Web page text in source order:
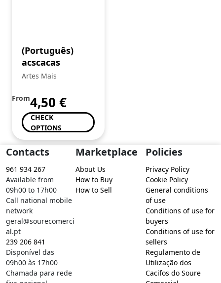
(Português)
acscacas
Artes Mais
From4,50 €
CHECK
OPTIONS
Contacts
961 934 267
Available from
09h00 to 17h00
Call national mobile
network
geral@sourecomerci
al.pt
239 206 841
Disponível das
09h00 às 17h00
Chamada para rede
Marketplace
About Us
How to Buy
How to Sell
Policies
Privacy Policy
Cookie Policy
General conditions
of use
Conditions of use for
buyers
Conditions of use for
sellers
Regulamento de
Utilização dos
Cacifos do Soure